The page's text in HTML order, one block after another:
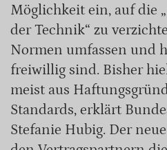
Möglichkeit ein, auf die
der Technik“ zu
Normen umfassen und
freiwillig sind. Bisher
meist aus
Standards, erklärt
Stefanie Hubig. Der